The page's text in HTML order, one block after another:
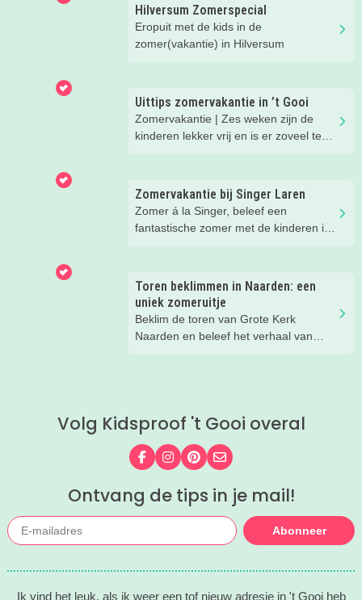
Hilversum Zomerspecial
Eropuit met de kids in de
zomer(vakantie) in Hilversum
Uittips zomervakantie in ’t Gooi
Zomervakantie | Zes weken zijn de
kinderen lekker vrij en is er zoveel te
rijtje gezet.
Zomervakantie bij Singer Laren
Zomer á la Singer, beleef een
fantastische zomer met de kinderen in
Toren beklimmen in Naarden: een
uniek zomeruitje
Beklim de toren van Grote Kerk
Naarden en beleef het verhaal van
Volg Kidsproof 't Gooi overal
Volg ons op Facebook
Volg ons op Instagram
Volg ons op Pinterest
Mail ons
Ontvang de tips in je mail!
Abonneer
Ik vind het leuk, als ik weer een tof nieuw adresje in 't Gooi heb